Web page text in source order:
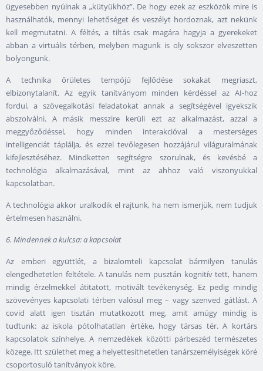
ügyesebben nyúlnak a „kütyükhöz”. De hogy ezek az eszközök mire is
használhatók, mennyi lehetőséget és veszélyt hordoznak, azt nekünk
kell megmutatni. A féltés, a tiltás csak magára hagyja a gyerekeket
abban a virtuális térben, melyben magunk is oly sokszor elveszetten
bolyongunk.
A technika őrületes tempójú fejlődése sokakat megriaszt,
elbizonytalanít. Az egyik tanítványom minden kérdéssel az AI-hoz
fordul, a szövegalkotási feladatokat annak a segítségével igyekszik
abszolválni. A másik messzire kerüli ezt az alkalmazást, azzal a
meggyőződéssel, hogy minden interakcióval a mesterséges
intelligenciát táplálja, és ezzel tevőlegesen hozzájárul világuralmának
kifejlesztéséhez. Mindketten segítségre szorulnak, és kevésbé a
technológia alkalmazásával, mint az ahhoz való viszonyukkal
kapcsolatban.
A technológia akkor uralkodik el rajtunk, ha nem ismerjük, nem tudjuk
értelmesen használni.
6. Mindennek a kulcsa: a kapcsolat
Az emberi együttlét, a bizalomteli kapcsolat bármilyen tanulás
elengedhetetlen feltétele. A tanulás nem pusztán kognitív tett, hanem
mindig érzelmekkel átitatott, motivált tevékenység. Ez pedig mindig
szövevényes kapcsolati térben valósul meg – vagy szenved gátlást. A
covid alatt igen tisztán mutatkozott meg, amit amúgy mindig is
tudtunk: az iskola pótolhatatlan értéke, hogy társas tér. A kortárs
kapcsolatok színhelye. A nemzedékek közötti párbeszéd természetes
közege. Itt születhet meg a helyettesíthetetlen tanárszemélyiségek köré
csoportosuló tanítványok köre.